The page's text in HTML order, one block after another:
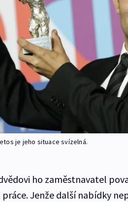
je jeho situace svízelná.
ho zaměstnavatel
Jenže další nabídky